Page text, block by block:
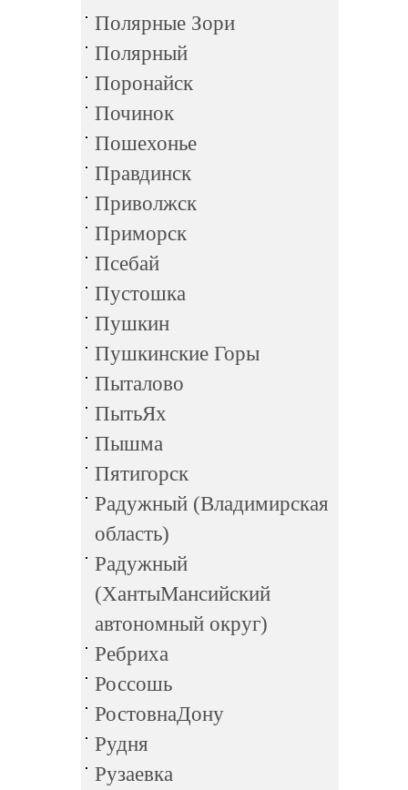
Полярные Зори
Полярный
Поронайск
Починок
Пошехонье
Правдинск
Приволжск
Приморск
Псебай
Пустошка
Пушкин
Пушкинские Горы
Пыталово
ПытьЯх
Пышма
Пятигорск
Радужный (Владимирская
область)
Радужный
(ХантыМансийский
автономный округ)
Ребриха
Россошь
РостовнаДону
Рудня
Рузаевка